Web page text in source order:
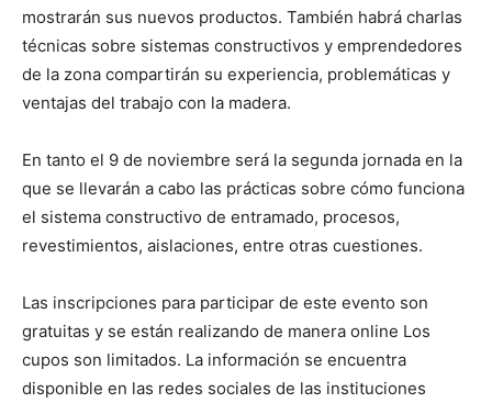
mostrarán sus nuevos productos. También habrá charlas
técnicas sobre sistemas constructivos y emprendedores
de la zona compartirán su experiencia, problemáticas y
ventajas del trabajo con la madera.
En tanto el 9 de noviembre será la segunda jornada en la
que se llevarán a cabo las prácticas sobre cómo funciona
el sistema constructivo de entramado, procesos,
revestimientos, aislaciones, entre otras cuestiones.
Las inscripciones para participar de este evento son
gratuitas y se están realizando de manera online Los
cupos son limitados. La información se encuentra
disponible en las redes sociales de las instituciones